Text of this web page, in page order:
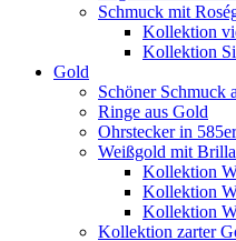
Schmuck mit
Kollektion
Kollektion
Gold
Schöner Schmuck
Ringe aus Gold
Ohrstecker in
Weißgold mit
Kollektion
Kollektion
Kollektion
Kollektion zarter